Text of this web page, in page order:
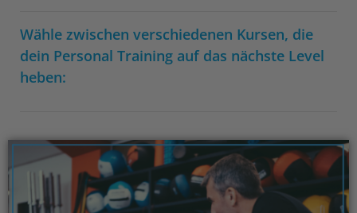
Wähle zwischen verschiedenen Kursen, die
dein Personal Training auf das nächste Level
heben: